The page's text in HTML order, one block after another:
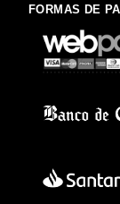
FORMAS DE